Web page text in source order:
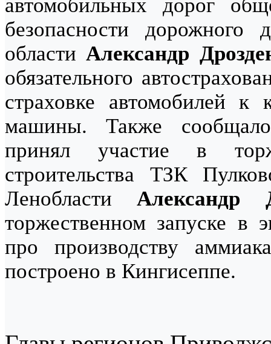
автомобильных дорог
безопасности дорожного
областиАлександр
обязательного
страховке автомобилей к
машины. Также
принял участие в
строительства ТЗК
ЛенобластиАлександр
торжественном запуске в
про производству
построено в Кингисеппе.